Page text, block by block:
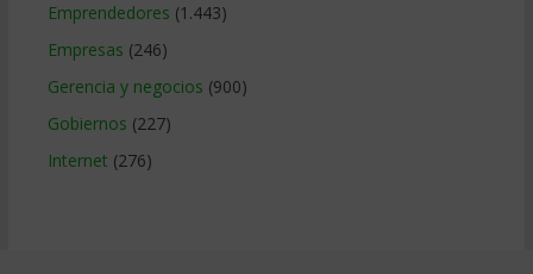
Emprendedores (1.443)
Empresas (246)
Gerencia y negocios (900)
Gobiernos (227)
Internet (276)